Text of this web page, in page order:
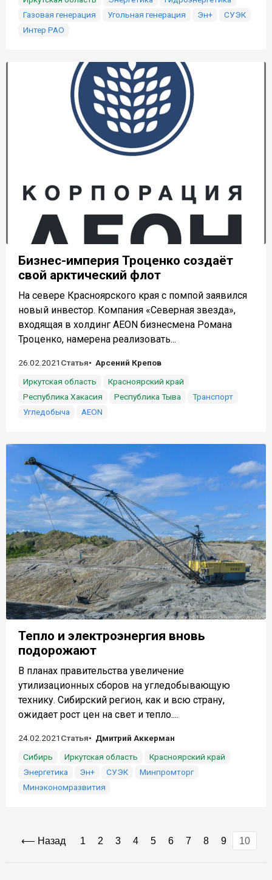
Газовая генерация
Угольная генерация Эн+
СУЭК
Интер РАО
Бизнес-империя Троценко создаёт
свой арктический флот
На севере Красноярского края с помпой заявился
новый инвестор. Компания «Северная звезда»,
входящая в холдинг AEON бизнесмена Романа
Троценко, намерена реализовать...
26.02.2021 Статья
Арсений Крепов
Иркутская область
Красноярский край
Республика Хакасия
Республика Тыва
Транспорт
Угледобыча
AEON
Тепло и электроэнергия вновь
подорожают
В планах правительства увеличение
утилизационных сборов на угледобывающую
технику. Сибирский регион, как и всю страну,
ожидает рост цен на свет и тепло....
24.02.2021 Статья
Дмитрий Аккерман
Сибирь
Иркутская область
Красноярский край
Энергетика
Эн+ СУЭК
Минпромторг
Минэкономразвития
Назад 1 2 3 4 5 6 7 8 9 10